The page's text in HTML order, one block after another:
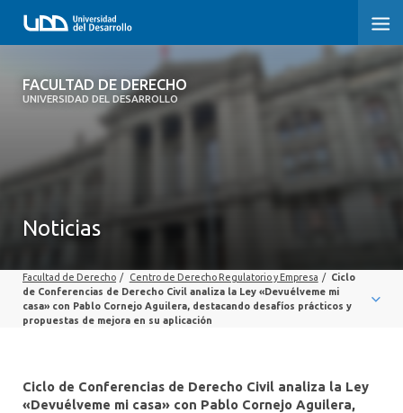
FACULTAD DE DERECHO
UNIVERSIDAD DEL DESARROLLO
FACULTAD DE DERECHO
SOBRE LA FACULTAD
PROFESORES
INVESTIGACIÓN
INTERNACIONAL
Noticias
Facultad de Derecho / Centro de Derecho Regulatorio y Empresa / Ciclo
de Conferencias de Derecho Civil analiza la Ley «Devuélveme mi
casa» con Pablo Cornejo Aguilera, destacando desafíos prácticos y
propuestas de mejora en su aplicación
Ciclo de Conferencias de Derecho Civil analiza la Ley
«Devuélveme mi casa» con Pablo Cornejo Aguilera,